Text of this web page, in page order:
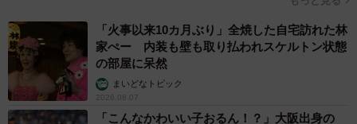
「火事以来10カ月ぶり」全焼した自宅訪れた林
家ぺー 内装も壁も取り払われスケルトン状態
の部屋に呆然
まいどなトピック
2026.08.07
「こんなかわいい子おるん！？」大阪出身の